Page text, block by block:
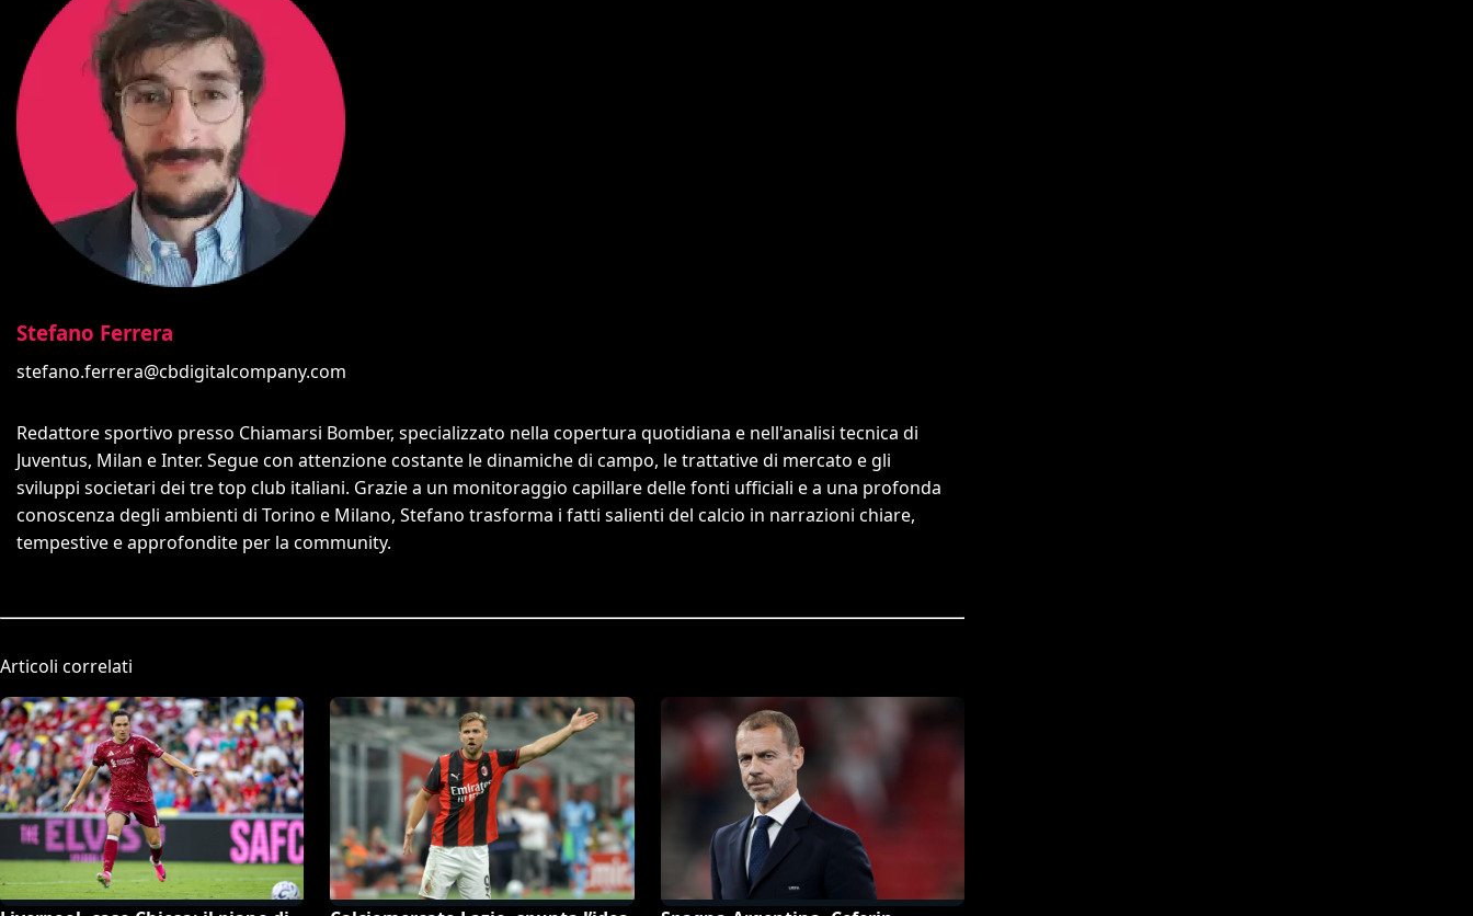
Stefano Ferrera
stefano.ferrera@cbdigitalcompany.com
Redattore sportivo presso Chiamarsi Bomber, specializzato nella copertura quotidiana e nell'analisi tecnica di
Juventus, Milan e Inter. Segue con attenzione costante le dinamiche di campo, le trattative di mercato e gli
sviluppi societari dei tre top club italiani. Grazie a un monitoraggio capillare delle fonti ufficiali e a una profonda
conoscenza degli ambienti di Torino e Milano, Stefano trasforma i fatti salienti del calcio in narrazioni chiare,
tempestive e approfondite per la community.
Articoli correlati